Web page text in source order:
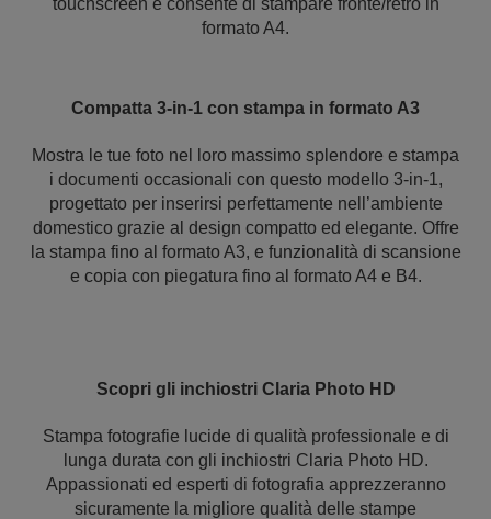
touchscreen e consente di stampare fronte/retro in
formato A4.
Compatta 3-in-1 con stampa in formato A3
Mostra le tue foto nel loro massimo splendore e stampa
i documenti occasionali con questo modello 3-in-1,
progettato per inserirsi perfettamente nell’ambiente
domestico grazie al design compatto ed elegante. Offre
la stampa fino al formato A3, e funzionalità di scansione
e copia con piegatura fino al formato A4 e B4.
Scopri gli inchiostri Claria Photo HD
Stampa fotografie lucide di qualità professionale e di
lunga durata con gli inchiostri Claria Photo HD.
Appassionati ed esperti di fotografia apprezzeranno
sicuramente la migliore qualità delle stampe